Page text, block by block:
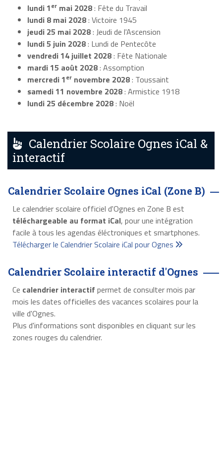
lundi 1er mai 2028: Fête du Travail
lundi 8 mai 2028: Victoire 1945
jeudi 25 mai 2028: Jeudi de l'Ascension
lundi 5 juin 2028: Lundi de Pentecôte
vendredi 14 juillet 2028: Fête Nationale
mardi 15 août 2028: Assomption
mercredi 1er novembre 2028: Toussaint
samedi 11 novembre 2028: Armistice 1918
lundi 25 décembre 2028: Noël
Calendrier Scolaire Ognes iCal &
interactif
Calendrier Scolaire Ognes iCal (Zone B)
Le calendrier scolaire officiel d'Ognes en Zone B est
téléchargeable au format iCal, pour une intégration
facile à tous les agendas éléctroniques et smartphones.
Télécharger le Calendrier Scolaire iCal pour Ognes
Calendrier Scolaire interactif d'Ognes
Ce calendrier interactif permet de consulter mois par
mois les dates officielles des vacances scolaires pour la
ville d'Ognes.
Plus d'informations sont disponibles en cliquant sur les
zones rouges du calendrier.